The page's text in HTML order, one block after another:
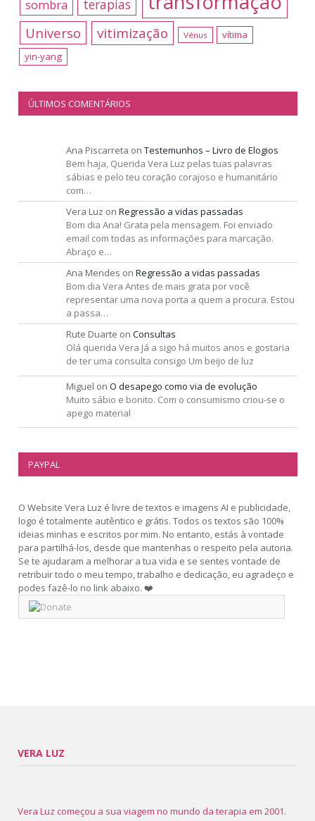
sombra terapias
Universo vitimização Vénus
vítima
yin-yang
ÚLTIMOS COMENTÁRIOS
Ana Piscarreta on Testemunhos – Livro de Elogios
Bem haja, Querida Vera Luz pelas tuas palavras
sábias e pelo teu coração corajoso e humanitário
com…
Vera Luz on Regressão a vidas passadas
Bom dia Ana! Grata pela mensagem. Foi enviado
email com todas as informações para marcação.
Abraço e…
Ana Mendes on Regressão a vidas passadas
Bom dia Vera Antes de mais grata por você
representar uma nova porta a quem a procura. Estou
a passa…
Rute Duarte on Consultas
Olá querida Vera Já a sigo há muitos anos e gostaria
de ter uma consulta consigo Um beijo de luz
Miguel on O desapego como via de evolução
Muito sábio e bonito. Com o consumismo criou-se o
apego material
PAYPAL
O Website Vera Luz é livre de textos e imagens AI e publicidade,
logo é totalmente autêntico e grátis. Todos os textos são 100%
ideias minhas e escritos por mim. No entanto, estás à vontade
para partilhá-los, desde que mantenhas o respeito pela autoria.
Se te ajudaram a melhorar a tua vida e se sentes vontade de
retribuir todo o meu tempo, trabalho e dedicação, eu agradeço e
podes fazê-lo no link abaixo. ❤️
VERA LUZ
Vera Luz começou a sua viagem no mundo da terapia em 2001.